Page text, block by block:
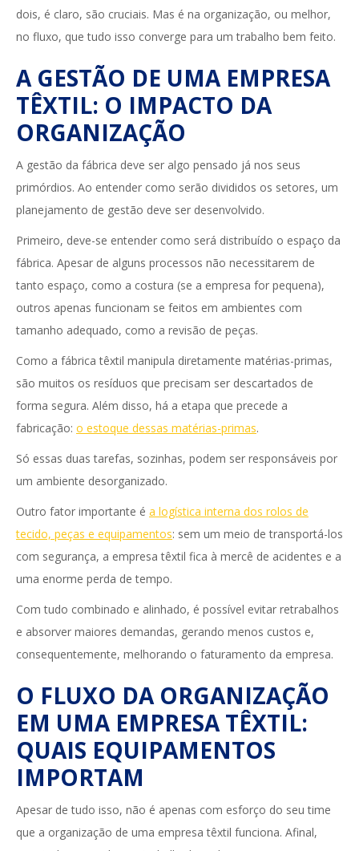
dois, é claro, são cruciais. Mas é na organização, ou melhor,
no fluxo, que tudo isso converge para um trabalho bem feito.
A GESTÃO DE UMA EMPRESA
TÊXTIL: O IMPACTO DA
ORGANIZAÇÃO
A gestão da fábrica deve ser algo pensado já nos seus
primórdios. Ao entender como serão divididos os setores, um
planejamento de gestão deve ser desenvolvido.
Primeiro, deve-se entender como será distribuído o espaço da
fábrica. Apesar de alguns processos não necessitarem de
tanto espaço, como a costura (se a empresa for pequena),
outros apenas funcionam se feitos em ambientes com
tamanho adequado, como a revisão de peças.
Como a fábrica têxtil manipula diretamente matérias-primas,
são muitos os resíduos que precisam ser descartados de
forma segura. Além disso, há a etapa que precede a
fabricação: o estoque dessas matérias-primas.
Só essas duas tarefas, sozinhas, podem ser responsáveis por
um ambiente desorganizado.
Outro fator importante é a logística interna dos rolos de
tecido, peças e equipamentos: sem um meio de transportá-los
com segurança, a empresa têxtil fica à mercê de acidentes e a
uma enorme perda de tempo.
Com tudo combinado e alinhado, é possível evitar retrabalhos
e absorver maiores demandas, gerando menos custos e,
consequentemente, melhorando o faturamento da empresa.
O FLUXO DA ORGANIZAÇÃO
EM UMA EMPRESA TÊXTIL:
QUAIS EQUIPAMENTOS
IMPORTAM
Apesar de tudo isso, não é apenas com esforço do seu time
que a organização de uma empresa têxtil funciona. Afinal,